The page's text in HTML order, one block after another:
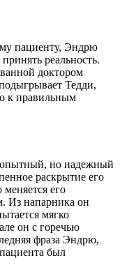
пациенту, Эндрю
реальность.
доктором
Тедди,
к правильным
но надежный
раскрытие его
его
Из напарника он
мягко
он с горечью
фраза Эндрю,
был